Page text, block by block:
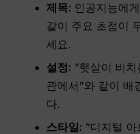
제목: 인공지능에
같이 주요 초점이
세요.
설정: “햇살이 비
관에서”와 같이 배
다.
스타일: “디지털